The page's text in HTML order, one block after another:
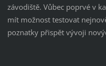
závodiště. Vůbec poprvé v
mít možnost testovat
poznatky přispět vývoji